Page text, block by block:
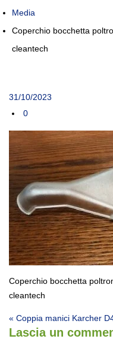
Media
Coperchio bocchetta
cleantech
31/10/2023
0
Coperchio bocchetta
cleantech
Navigazione
« Coppia manici Karcher
Lascia un